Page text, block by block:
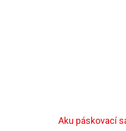
Aku páskovací